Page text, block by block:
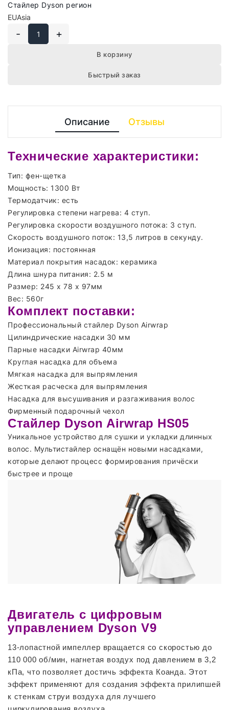
Стайлер Dyson регион
EUAsia
- +
В корзину
Быстрый заказ
Описание Отзывы
Технические характеристики:
Тип: фен-щетка
Мощность: 1300 Вт
Термодатчик: есть
Регулировка степени нагрева: 4 ступ.
Регулировка скорости воздушного потока: 3 ступ.
Скорость воздушного поток: 13,5 литров в секунду.
Ионизация: постоянная
Материал покрытия насадок: керамика
Длина шнура питания: 2.5 м
Размер: 245 х 78 х 97мм
Вес: 560г
Комплект поставки:
Профессиональный стайлер Dyson Airwrap
Цилиндрические насадки 30 мм
Парные насадки Airwrap 40мм
Круглая насадка для объема
Мягкая насадка для выпрямления
Жесткая расческа для выпрямления
Насадка для высушивания и разгаживания волос
Фирменный подарочный чехол
Стайлер Dyson Airwrap HS05
Уникальное устройство для сушки и укладки длинных
волос. Мультистайлер оснащён новыми насадками,
которые делают процесс формирования причёски
быстрее и проще
Двигатель с цифровым
управлением Dyson V9
13-лопастной импеллер вращается со скоростью до
110 000 об/мин, нагнетая воздух под давлением в 3,2
кПа, что позволяет достичь эффекта Коанда. Этот
эффект применяют для создания эффекта прилипшей
к стенкам струи воздуха для лучшего